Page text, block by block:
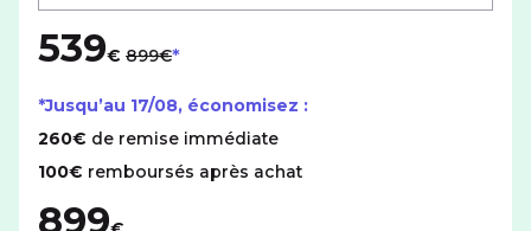
539€ 899€
*Jusqu’au 17/08, économisez :
260€ de remise immédiate
100€ remboursés après achat
899